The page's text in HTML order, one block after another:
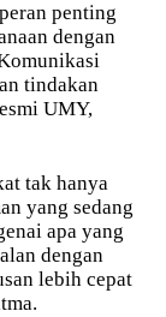
penting
dengan
tindakan
UMY,
tak hanya
yang sedang
apa yang
dengan
lebih cepat